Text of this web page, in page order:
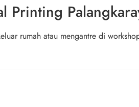
Printing
rumah atau mengantre di